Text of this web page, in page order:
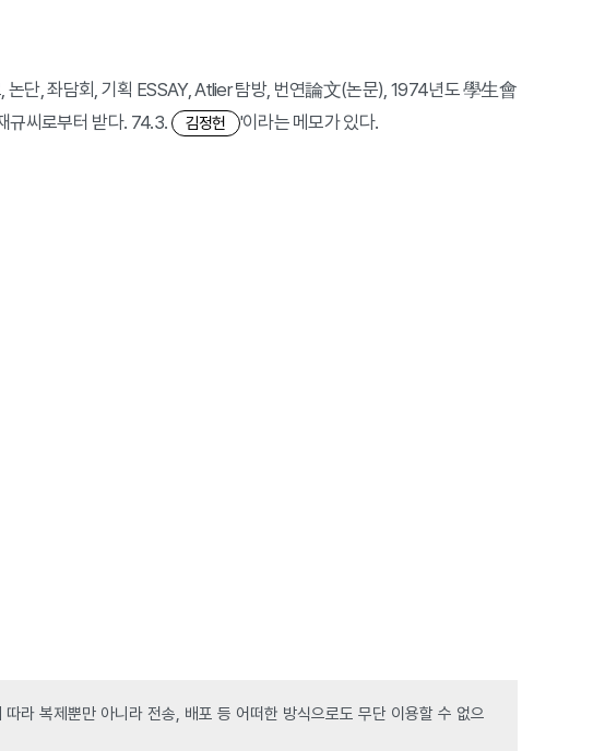
논단, 좌담회, 기획 ESSAY, Atlier 탐방, 번연論文(논문), 1974년도 學生會
규씨로부터 받다. 74.3.
김정헌 '이라는 메모가 있다.
라 복제뿐만 아니라 전송, 배포 등 어떠한 방식으로도 무단 이용할 수 없으